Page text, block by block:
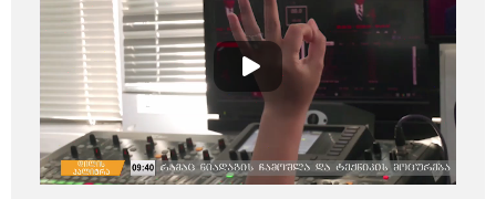
9
აგვისტო
დღის ზოგადი
ასტროლოგიური
პროგნოზი